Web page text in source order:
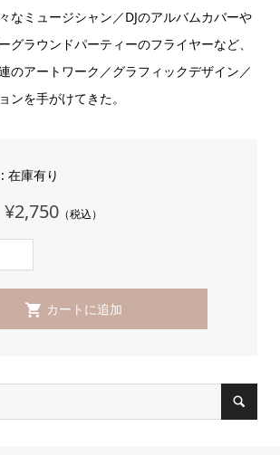
なミュージシャン／DJのアルバムカバーや
グラウンドパーティーのフライヤーなど、
のアートワーク／グラフィックデザイン／
ンを手がけてきた。
在庫有り
¥2,750（税込）